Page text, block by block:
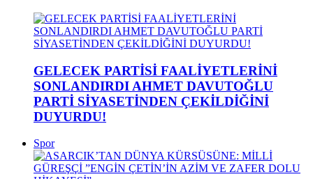
GELECEK PARTİSİ FAALİYETLERİNİ
SONLANDIRDI AHMET DAVUTOĞLU
PARTİ SİYASETİNDEN ÇEKİLDİĞİNİ
DUYURDU!
Spor